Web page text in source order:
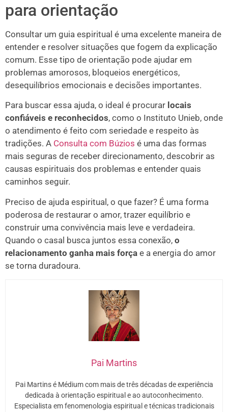
para orientação
Consultar um guia espiritual é uma excelente maneira de
entender e resolver situações que fogem da explicação
comum. Esse tipo de orientação pode ajudar em
problemas amorosos, bloqueios energéticos,
desequilíbrios emocionais e decisões importantes.
Para buscar essa ajuda, o ideal é procurar locais
confiáveis e reconhecidos, como o Instituto Unieb, onde
o atendimento é feito com seriedade e respeito às
tradições. A Consulta com Búzios é uma das formas
mais seguras de receber direcionamento, descobrir as
causas espirituais dos problemas e entender quais
caminhos seguir.
Preciso de ajuda espiritual, o que fazer? É uma forma
poderosa de restaurar o amor, trazer equilíbrio e
construir uma convivência mais leve e verdadeira.
Quando o casal busca juntos essa conexão, o
relacionamento ganha mais força e a energia do amor
se torna duradoura.
Pai Martins
Pai Martins é Médium com mais de três décadas de experiência
dedicada à orientação espiritual e ao autoconhecimento.
Especialista em fenomenologia espiritual e técnicas tradicionais